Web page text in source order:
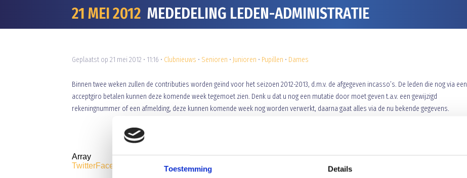
Toestemming Details
21 MEI 2012 MEDEDELING LEDEN-ADMINISTRATIE
Geplaatst op 21 mei 2012 • 11:16 • Clubnieuws • Senioren • Junioren • Pupillen • Dames
Binnen twee weken zullen de contributies worden geïnd voor het seizoen 2012-2013, d.m.v. de afgegeven incasso’s. De leden die nog via een
acceptgiro betalen kunnen deze komende week tegemoet zien. Denk u dat u nog een mutatie door moet geven t.a.v. een gewijzigd
rekeningnummer of een afmelding, deze kunnen komende week nog worden verwerkt, daarna gaat alles via de nu bekende gegevens.
Array
TwitterFacebook WhatsApp